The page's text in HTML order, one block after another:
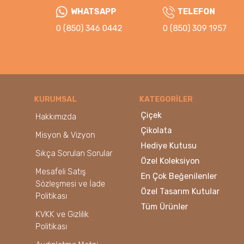
WHATSAPP
0 (850) 346 0442
TELEFON
0 (850) 309 1957
KURUMSAL
Hakkımızda
Misyon & Vizyon
Sıkça Sorulan Sorular
Mesafeli Satış
Sözleşmesi ve İade
Politikası
KVKK ve Gizlilik
Politikası
KATEGORİLER
Çiçek
Çikolata
Hediye Kutusu
Özel Koleksiyon
En Çok Beğenilenler
Özel Tasarım Kutular
Tüm Ürünler